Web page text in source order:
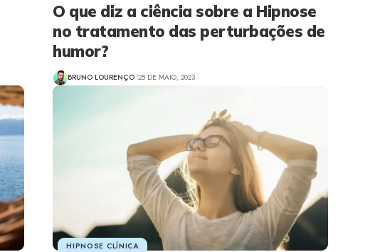
O que diz a ciência sobre a Hipnose
no tratamento das perturbações de
humor?
BRUNO LOURENÇO 25 DE MAIO, 2023
HIPNOSE CLÍNICA